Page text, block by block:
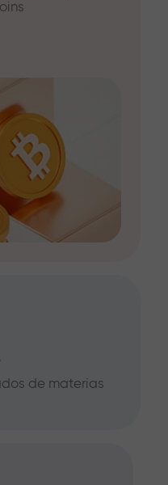
de materias